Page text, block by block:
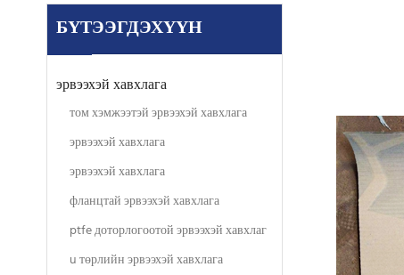
БҮТЭЭГДЭХҮҮН
эрвээхэй хавхлага
том хэмжээтэй эрвээхэй хавхлага
эрвээхэй хавхлага
эрвээхэй хавхлага
фланцтай эрвээхэй хавхлага
ptfe доторлогоотой эрвээхэй хавхлаг
u төрлийн эрвээхэй хавхлага